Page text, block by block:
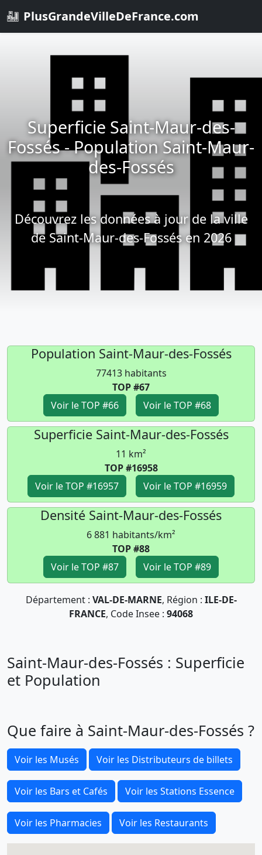
PlusGrandeVilleDeFrance.com
Superficie Saint-Maur-des-
Fossés - Population Saint-Maur-
des-Fossés
Découvrez les données à jour de la ville
de Saint-Maur-des-Fossés en 2026
Population Saint-Maur-des-Fossés
77413 habitants
TOP #67
Voir le TOP #66
Voir le TOP #68
Superficie Saint-Maur-des-Fossés
11 km²
TOP #16958
Voir le TOP #16957
Voir le TOP #16959
Densité Saint-Maur-des-Fossés
6 881 habitants/km²
TOP #88
Voir le TOP #87
Voir le TOP #89
Département : VAL-DE-MARNE, Région : ILE-DE-
FRANCE, Code Insee : 94068
Saint-Maur-des-Fossés : Superficie
et Population
Que faire à Saint-Maur-des-Fossés ?
Voir les Musés Voir les Distributeurs de billets
Voir les Bars et Cafés Voir les Stations Essence
Voir les Pharmacies Voir les Restaurants